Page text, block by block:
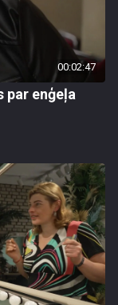
00:02:47
par enģeļa